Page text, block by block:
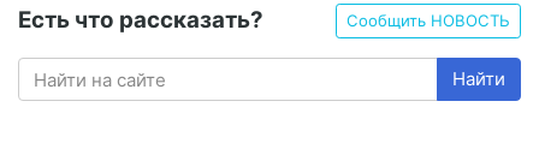
Есть что рассказать? Сообщить НОВОСТЬ
Найти